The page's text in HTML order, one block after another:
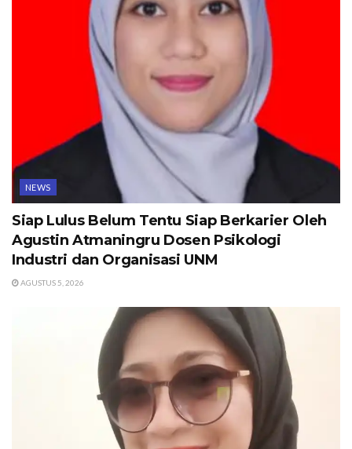
NEWS
Siap Lulus Belum Tentu Siap Berkarier Oleh
Agustin Atmaningru Dosen Psikologi
Industri dan Organisasi UNM
AGUSTUS 5, 2026